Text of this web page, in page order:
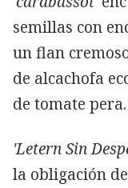
semillas con
un flan
de alcachofa
de tomate pera.
'Letern Sin
la obligación